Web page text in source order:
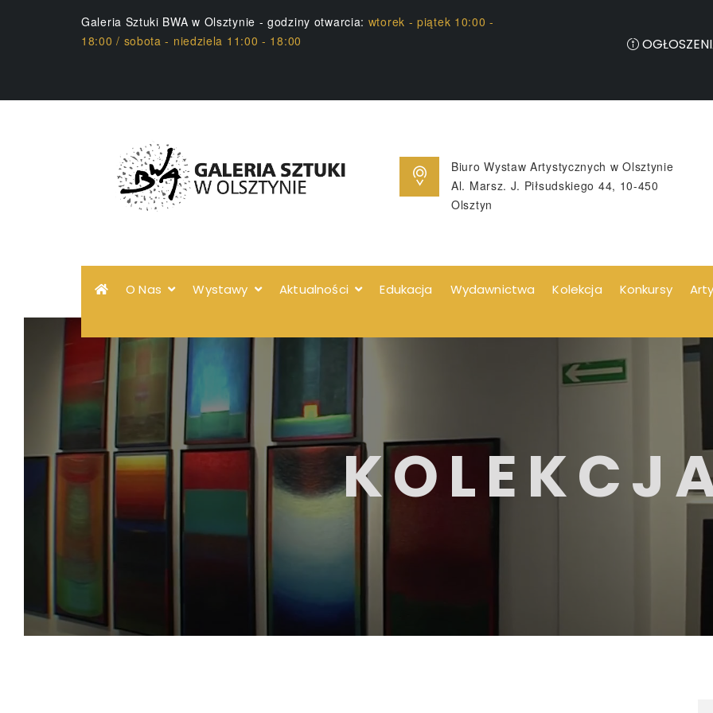
Galeria Sztuki BWA w Olsztynie - godziny otwarcia: wtorek - piątek 10:00 -
18:00 / sobota - niedziela 11:00 - 18:00
Biuro Wystaw Artystycznych w Olsztynie
Al. Marsz. J. Piłsudskiego 44, 10-450
Olsztyn
O Nas Wystawy Aktualności Edukacja Wydawnictwa Kolekcja Konkursy